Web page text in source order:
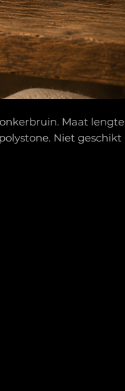
Maat lengte
Niet geschikt